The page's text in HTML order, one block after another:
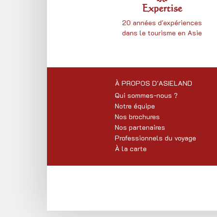
Expertise
20 années d'expériences
dans le tourisme en Asie
À PROPOS D'ASIELAND
Qui sommes-nous ?
Notre équipe
Nos brochures
Nos partenaires
Professionnels du voyage
À la carte